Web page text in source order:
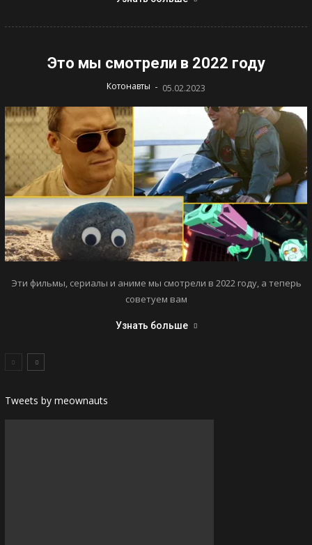
Это мы смотрели в 2022 году
Котонавты - 05.02.2023
Эти фильмы, сериалы и аниме мы смотрели в 2022 году, а теперь
советуем вам
Узнать больше
Tweets by meownauts